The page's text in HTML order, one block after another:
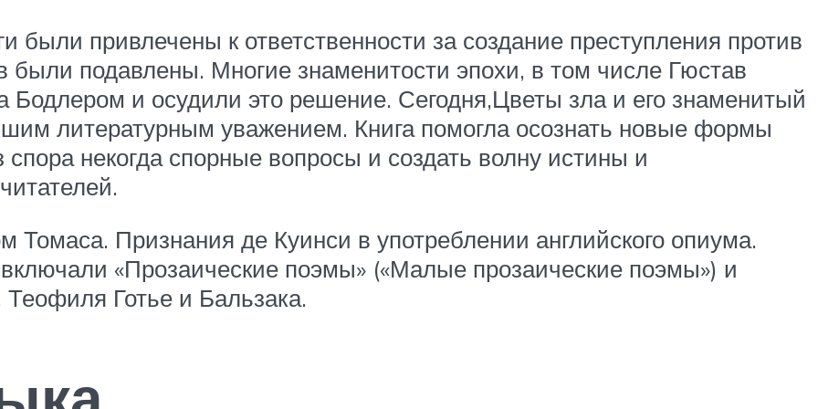
были привлечены к ответственности за создание преступления против
подавлены. Многие знаменитости эпохи, в том числе Гюстав
Бодлером и осудили это решение. Сегодня,Цветы зла и его знаменитый
литературным уважением. Книга помогла осознать новые формы
спора некогда спорные вопросы и создать волну истины и
Томаса. Признания де Куинси в употреблении английского опиума.
«Прозаические поэмы» («Малые прозаические поэмы») и
Готье и Бальзака.